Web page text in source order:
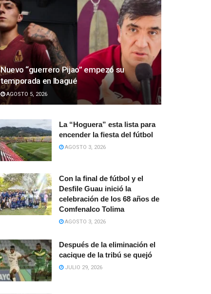
Nuevo “guerrero Pijao” empezó su
temporada en Ibagué
AGOSTO 5, 2026
La “Hoguera” esta lista para
encender la fiesta del fútbol
AGOSTO 3, 2026
Con la final de fútbol y el
Desfile Guau inició la
celebración de los 68 años de
Comfenalco Tolima
AGOSTO 3, 2026
Después de la eliminación el
cacique de la tribú se quejó
JULIO 29, 2026